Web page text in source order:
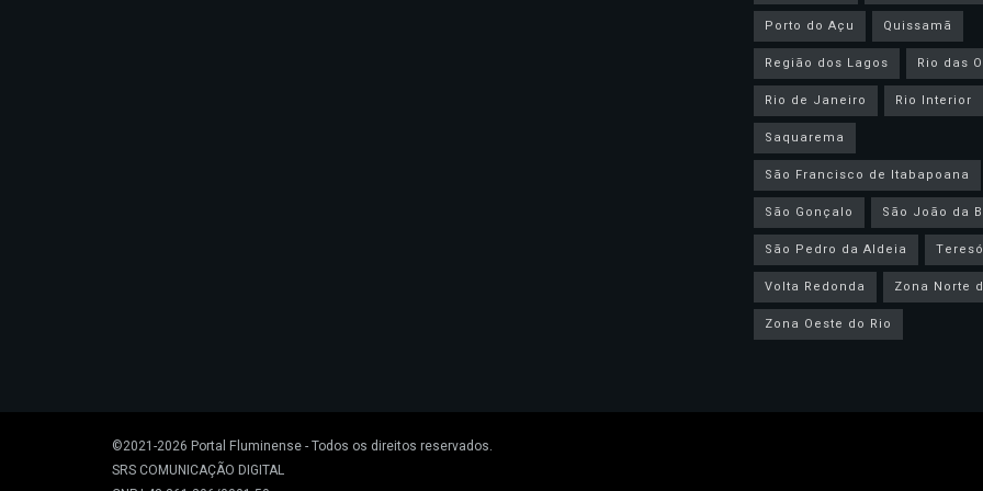
Porto do Açu
Quissamã
Região dos Lagos
Rio das
Rio de Janeiro
Rio Interior
Saquarema
São Francisco de Itabapoana
São Gonçalo
São João da
São Pedro da Aldeia
Volta Redonda
Zona Norte
Zona Oeste do Rio
©2021-2026 Portal Fluminense- Todos os direitos reservados.
SRS COMUNICAÇÃO DIGITAL